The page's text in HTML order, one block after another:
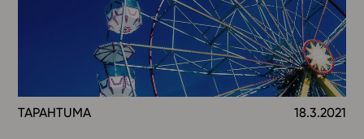
Lukio
TAPAHTUMA 18.3.2021